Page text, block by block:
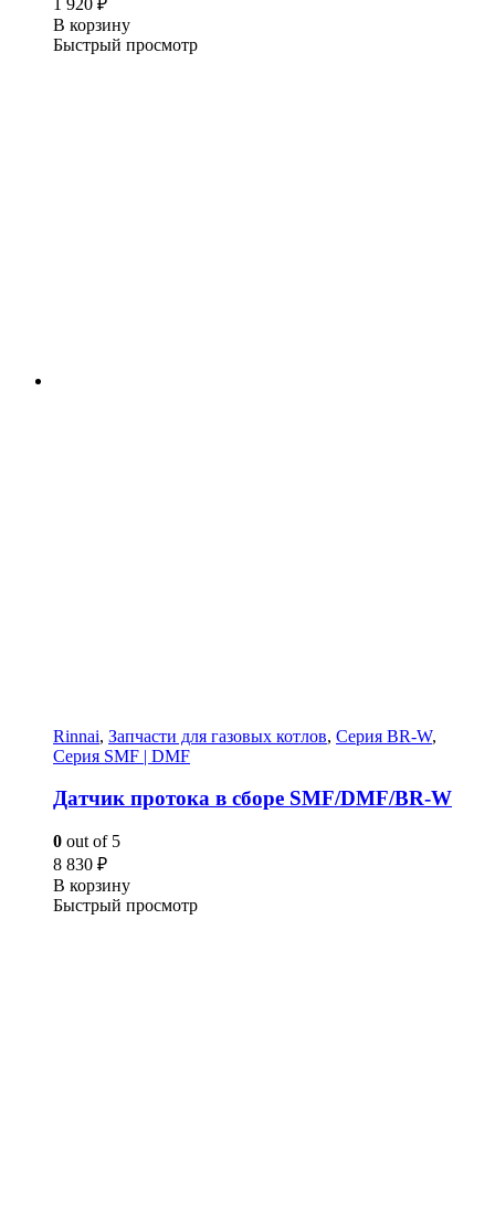
В корзину
Быстрый просмотр
Rinnai, Запчасти для газовых котлов, Серия BR-W,
Серия SMF | DMF
Датчик протока в сборе SMF/DMF/BR-W
0 out of 5
8 830 ₽
В корзину
Быстрый просмотр